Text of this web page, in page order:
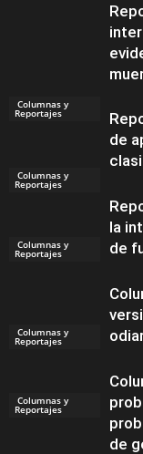
Columnas y
Reportajes
Columnas y
Reportajes
Columnas y
Reportajes
de
Columnas y
Reportajes
la
de
Columnas y
Reportajes
de